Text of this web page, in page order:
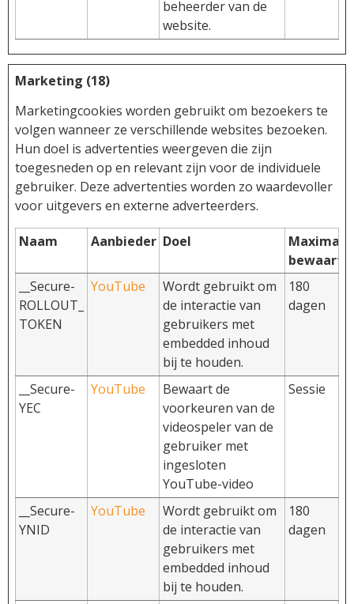
beheerder van de
website.
Marketing (18)
Marketingcookies worden gebruikt om bezoekers te
volgen wanneer ze verschillende websites bezoeken.
Hun doel is advertenties weergeven die zijn
toegesneden op en relevant zijn voor de individuele
gebruiker. Deze advertenties worden zo waardevoller
voor uitgevers en externe adverteerders.
Naam Aanbieder Doel
Maximale
__Secure-
ROLLOUT_
TOKEN
YouTube
Wordt gebruikt om
de interactie van
gebruikers met
embedded inhoud
bij te houden.
180
dagen
__Secure-
YEC
YouTube
Bewaart de
voorkeuren van de
videospeler van de
gebruiker met
ingesloten
YouTube-video
Sessie
__Secure-
YNID
YouTube
Wordt gebruikt om
de interactie van
gebruikers met
embedded inhoud
bij te houden.
180
dagen